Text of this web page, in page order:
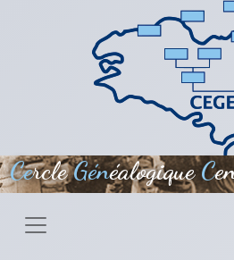
Aller
CercleGénéalogiqueC